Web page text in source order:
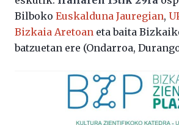
Bilboko Euskalduna Jauregian,
Bizkaia Aretoan eta baita
batzuetan ere (Ondarroa,